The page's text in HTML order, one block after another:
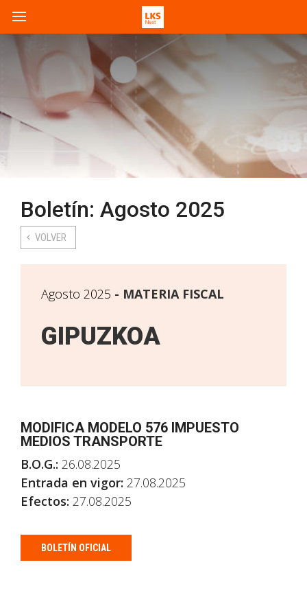
Boletín: Agosto 2025
VOLVER
Agosto 2025 MATERIA FISCAL
GIPUZKOA
MODIFICA MODELO 576 IMPUESTO
MEDIOS TRANSPORTE
B.O.G.: 26.08.2025
Entrada en vigor: 27.08.2025
Efectos: 27.08.2025
BOLETÍN OFICIAL